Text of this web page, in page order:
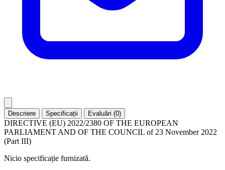
Descriere Specificații Evaluări (0)
DIRECTIVE (EU) 2022/2380 OF THE EUROPEAN
PARLIAMENT AND OF THE COUNCIL of 23 November 2022
(Part III)
Nicio specificație furnizată.